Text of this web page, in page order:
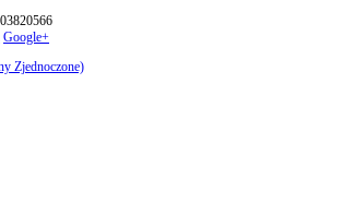
Google+